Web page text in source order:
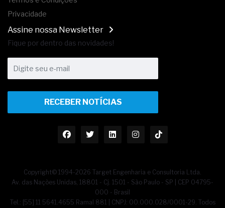
Privacidade
Assine nossa Newsletter
Fique por dentro das novidades!
RECEBER NOTÍCIAS
Copyright© 1994-2026 Target Engenharia e Consultoria Ltda.
Av. das Nações Unidas, 18801 - Cj. 1501 - São Paulo - SP | CEP 04795-
000 - Brasil
Tel.: [55] 11 5641.4655 Ramal 881 | CNPJ: 00.000.028/0001-29. Todos